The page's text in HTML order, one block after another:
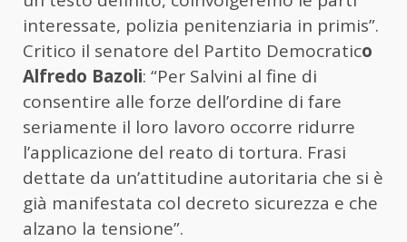
interessate, polizia penitenziaria in primis”.
Critico il senatore del Partito Democratico
Alfredo Bazoli: “Per Salvini al fine di
consentire alle forze dell’ordine di fare
seriamente il loro lavoro occorre ridurre
l’applicazione del reato di tortura. Frasi
dettate da un’attitudine autoritaria che si è
già manifestata col decreto sicurezza e che
alzano la tensione”.